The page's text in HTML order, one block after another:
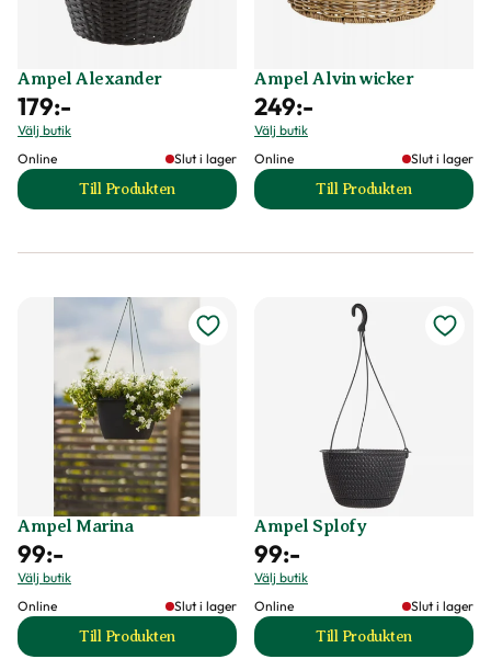
Ampel Alexander
179:-
Välj butik
Online
Slut i lager
Till Produkten
till Ampel Alexander produktsida
Ampel Alvin wicker
249:-
Välj butik
Online
Slut i lager
Till Produkten
till Ampel Alvin
Ampel Marina
99:-
Välj butik
Online
Slut i lager
Till Produkten
till Ampel Marina produktsida
Ampel Splofy
99:-
Välj butik
Online
Slut i lager
Till Produkten
till Ampel Splofy